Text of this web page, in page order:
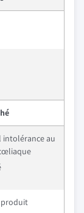
intolérance au
produit